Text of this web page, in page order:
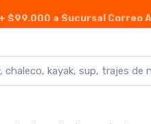
+ $99.000 a Sucursal Correo